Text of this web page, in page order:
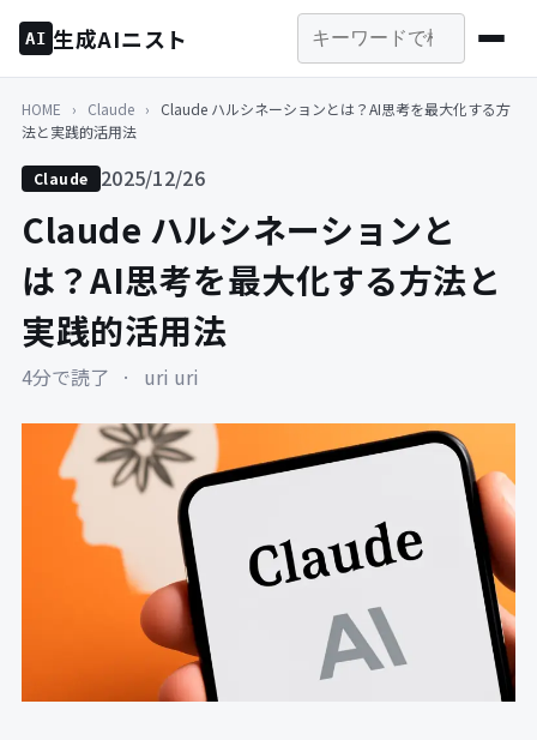
AI 生成AIニスト
HOME › Claude ›
Claude ハルシネーションとは？AI思考を最大化する方
法と実践的活用法
Claude 2025/12/26
Claude ハルシネーションと
は？AI思考を最大化する方法と
実践的活用法
4分で読了 · uri uri